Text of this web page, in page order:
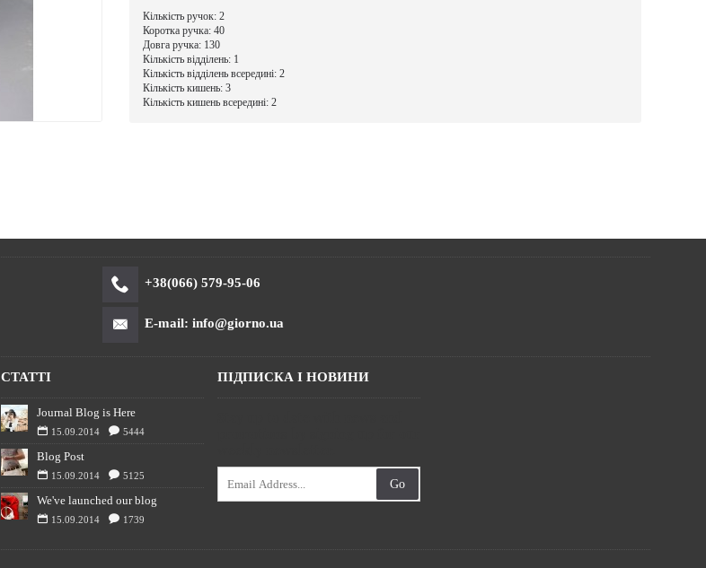
Кількість ручок: 2
Коротка ручка: 40
Довга ручка: 130
Кількість відділень: 1
Кількість відділень всередині: 2
Кількість кишень: 3
Кількість кишень всередині: 2
+38(066) 579-95-06
E-mail: info@giorno.ua
СТАТТІ
Journal Blog is Here
15.09.2014 5444
Blog Post
15.09.2014 5125
We've launched our blog
15.09.2014 1739
ПІДПИСКА І НОВИНИ
Go